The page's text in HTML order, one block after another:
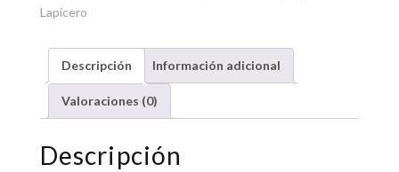
Lapicero
Descripción Información adicional
Valoraciones (0)
Descripción